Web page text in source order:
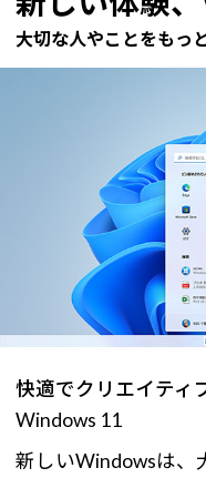
大切な人やことをもっ
快適でクリエイティ
Windows 11
新しいWindowsは、